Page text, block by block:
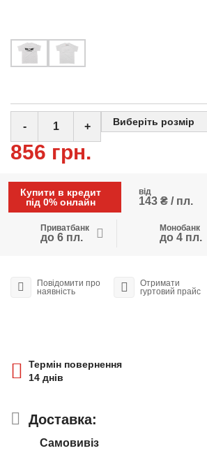
856 грн.
- +
Купити в кредит
під 0% онлайн
від
143 ₴ / пл.
Приватбанк
до 6 пл.
Монобанк
до 4 пл.
Повідомити про
наявність
Отримати
гуртовий прайс
Термін повернення
14 днів
Доставка:
Самовивіз